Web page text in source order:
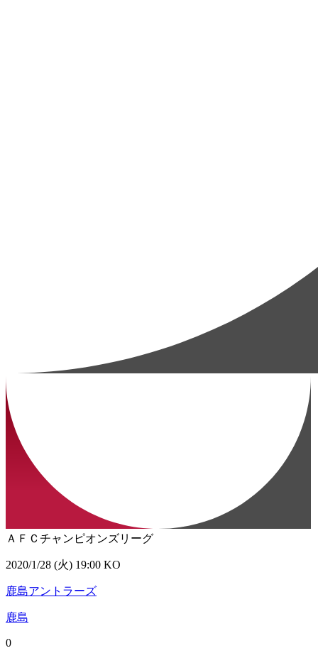
ＡＦＣチャンピオンズリーグ
2020/1/28 (火) 19:00 KO
鹿島アントラーズ
鹿島
0